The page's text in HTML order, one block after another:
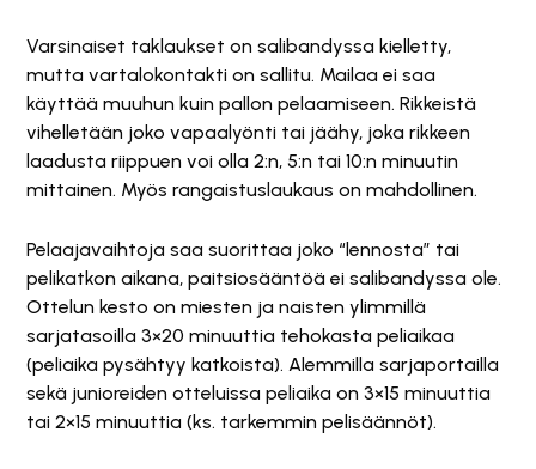
Varsinaiset taklaukset on salibandyssa kielletty,
mutta vartalokontakti on sallitu. Mailaa ei saa
käyttää muuhun kuin pallon pelaamiseen. Rikkeistä
vihelletään joko vapaalyönti tai jäähy, joka rikkeen
laadusta riippuen voi olla 2:n, 5:n tai 10:n minuutin
mittainen. Myös rangaistuslaukaus on mahdollinen.
Pelaajavaihtoja saa suorittaa joko “lennosta” tai
pelikatkon aikana, paitsiosääntöä ei salibandyssa ole.
Ottelun kesto on miesten ja naisten ylimmillä
sarjatasoilla 3×20 minuuttia tehokasta peliaikaa
(peliaika pysähtyy katkoista). Alemmilla sarjaportailla
sekä junioreiden otteluissa peliaika on 3×15 minuuttia
tai 2×15 minuuttia (ks. tarkemmin pelisäännöt).